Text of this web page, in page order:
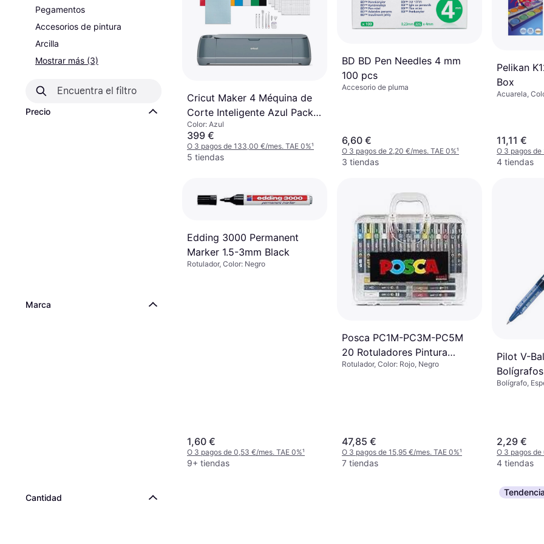
Pegamentos
Accesorios de pintura
Arcilla
Mostrar más (3)
Precio
Marca
Cantidad
Cricut Maker 4 Méquina de
Corte Inteligente Azul Pack
Esencial
Color: Azul
399 €
O 3 pagos de 133,00 €/mes. TAE 0%¹
5 tiendas
BD BD Pen Needles 4 mm
100 pcs
Accesorio de pluma
6,60 €
O 3 pagos de 2,20 €/mes. TAE 0%¹
3 tiendas
Pelikan
Box
Acuarela,
11,11 €
O 3 pagos de
4 tiendas
Edding 3000 Permanent
Marker 1.5-3mm Black
Rotulador, Color: Negro
1,60 €
O 3 pagos de 0,53 €/mes. TAE 0%¹
9+ tiendas
Posca PC1M-PC3M-PC5M
20 Rotuladores Pintura
Acrílica
Rotulador, Color: Rojo, Negro
47,85 €
O 3 pagos de 15,95 €/mes. TAE 0%¹
7 tiendas
Pilot V-
Bolígrafos
Bolígrafo,
2,29 €
O 3 pagos de
4 tiendas
Tendencia